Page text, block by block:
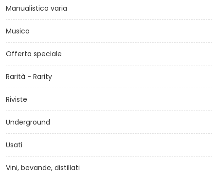
Manualistica varia
Musica
Offerta speciale
Rarità - Rarity
Riviste
Underground
Usati
Vini, bevande, distillati